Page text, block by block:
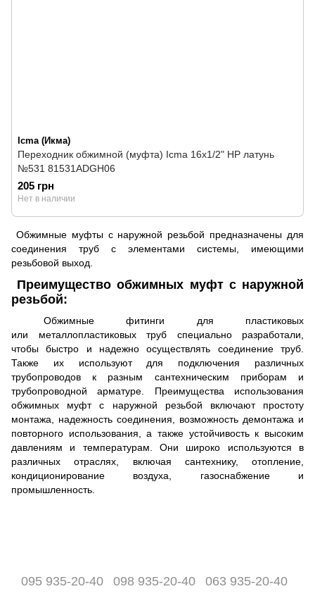
Icma (Икма)
Переходник обжимной (муфта) Icma 16х1/2" НР латунь
№531 81531ADGH06
205 грн
Нет в наличии
Обжимные муфты с наружной резьбой предназначены для
соединения труб с элементами системы, имеющими
резьбовой выход.
Преимущество обжимных муфт с наружной
резьбой:
Обжимные фитинги для пластиковых
или металлопластиковых труб специально разработали,
чтобы быстро и надежно осуществлять соединение труб.
Также их используют для подключения различных
трубопроводов к разным сантехническим приборам и
трубопроводной арматуре. Преимущества использования
обжимных муфт с наружной резьбой включают простоту
монтажа, надежность соединения, возможность демонтажа и
повторного использования, а также устойчивость к высоким
давлениям и температурам. Они широко используются в
различных отраслях, включая сантехнику, отопление,
кондиционирование воздуха, газоснабжение и
промышленность.
095 935-20-40 098 935-20-40 063 935-20-40